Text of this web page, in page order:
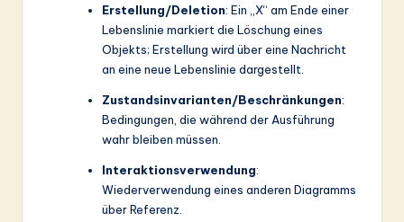
Erstellung/Deletion: Ein „X“ am Ende einer
Lebenslinie markiert die Löschung eines
Objekts; Erstellung wird über eine Nachricht
an eine neue Lebenslinie dargestellt.
Zustandsinvarianten/Beschränkungen:
Bedingungen, die während der Ausführung
wahr bleiben müssen.
Interaktionsverwendung:
Wiederverwendung eines anderen Diagramms
über Referenz.